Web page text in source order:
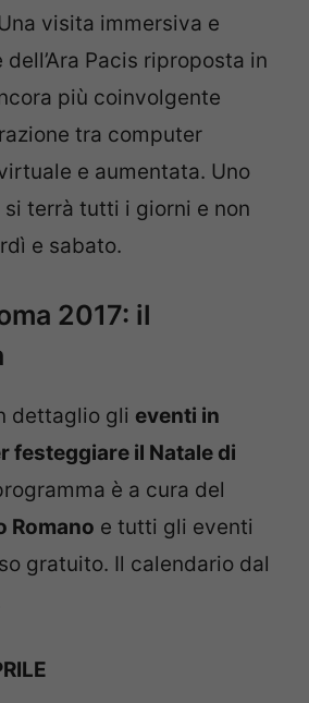
visita immersiva e
Pacis riproposta in
più coinvolgente
tra computer
e aumentata. Uno
terrà tutti i giorni e non
e sabato.
2017: il
dettaglio gli eventi in
festeggiare il Natale di
è a cura del
Romano e tutti gli eventi
gratuito. Il calendario dal